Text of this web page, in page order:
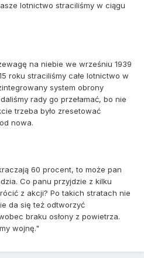
lotnictwo straciliśmy w ciągu
na niebie we wrześniu 1939
roku straciliśmy całe lotnictwo w
system obrony
rady go przełamać, bo nie
trzeba było zresetować
nowa.
60 procent, to może pan
Co panu przyjdzie z kilku
z akcji? Po takich stratach nie
da się też odtworzyć
braku osłony z powietrza.
wojnę."